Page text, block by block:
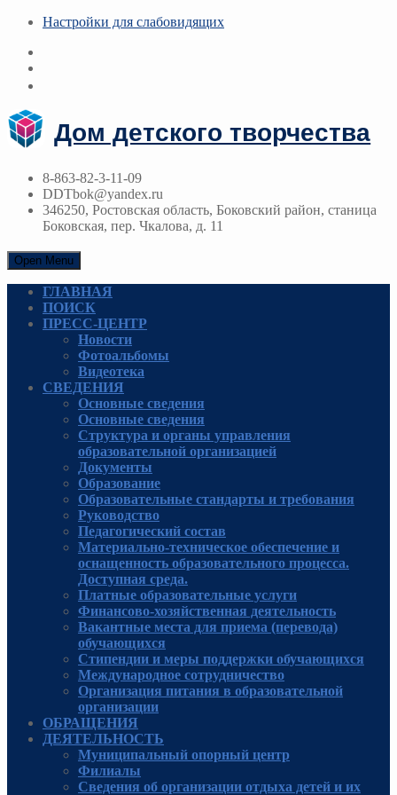
Настройки для cлабовидящих
Дом детского творчества
8-863-82-3-11-09
DDTbok@yandex.ru
346250, Ростовская область, Боковский район, станица
Боковская, пер. Чкалова, д. 11
Open Menu
ГЛАВНАЯ
ПОИСК
ПРЕСС-ЦЕНТР
Новости
Фотоальбомы
Видеотека
СВЕДЕНИЯ
Основные сведения
Основные сведения
Структура и органы управления
образовательной организацией
Документы
Образование
Образовательные стандарты и требования
Руководcтво
Педагогический состав
Материально-техническое обеспечение и
оснащенность образовательного процесса.
Доступная среда.
Платные образовательные услуги
Финансово-хозяйственная деятельность
Вакантные места для приема (перевода)
обучающихся
Стипендии и меры поддержки обучающихся
Международное сотрудничество
Организация питания в образовательной
организации
ОБРАЩЕНИЯ
ДЕЯТЕЛЬНОСТЬ
Муниципальный опорный центр
Филиалы
Сведения об организации отдыха детей и их